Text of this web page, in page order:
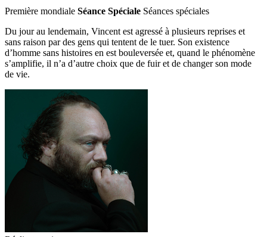
Première mondiale Séance Spéciale Séances spéciales
Du jour au lendemain, Vincent est agressé à plusieurs reprises et
sans raison par des gens qui tentent de le tuer. Son existence
d’homme sans histoires en est bouleversée et, quand le phénomène
s’amplifie, il n’a d’autre choix que de fuir et de changer son mode
de vie.